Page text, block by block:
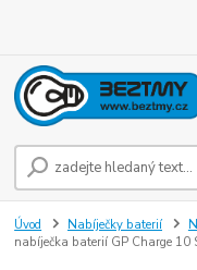
Úvod Nabíječky baterií
nabíječka baterií GP Charge 10